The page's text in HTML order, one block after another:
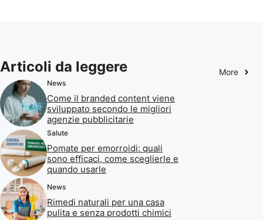
Articoli da leggere More
News
Come il branded content viene
sviluppato secondo le migliori
agenzie pubblicitarie
Salute
Pomate per emorroidi: quali
sono efficaci, come sceglierle e
quando usarle
News
Rimedi naturali per una casa
pulita e senza prodotti chimici